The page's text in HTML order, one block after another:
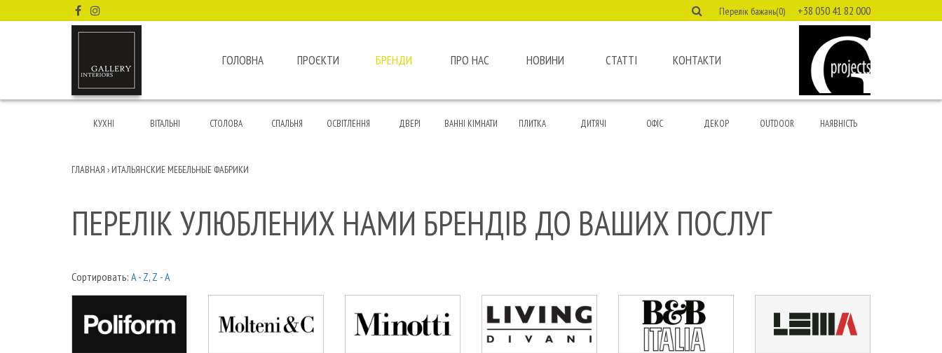
Перелік бажань(0) +38 050 41 82 000
ГОЛОВНА ПРОЄКТИ БРЕНДИ ПРО НАС НОВИНИ СТАТТІ КОНТАКТИ
КУХНІ ВІТАЛЬНІ СТОЛОВА СПАЛЬНЯ ОСВІТЛЕННЯ ДВЕРІ ВАННІ КІМНАТИ ПЛИТКА ДИТЯЧІ ОФІС ДЕКОР OUTDOOR НАЯВНІСТЬ
ГЛАВНАЯ › ИТАЛЬЯНСКИЕ МЕБЕЛЬНЫЕ ФАБРИКИ
ПЕРЕЛІК УЛЮБЛЕНИХ НАМИ БРЕНДІВ ДО ВАШИХ ПОСЛУГ
Сортировать: A - Z, Z - A